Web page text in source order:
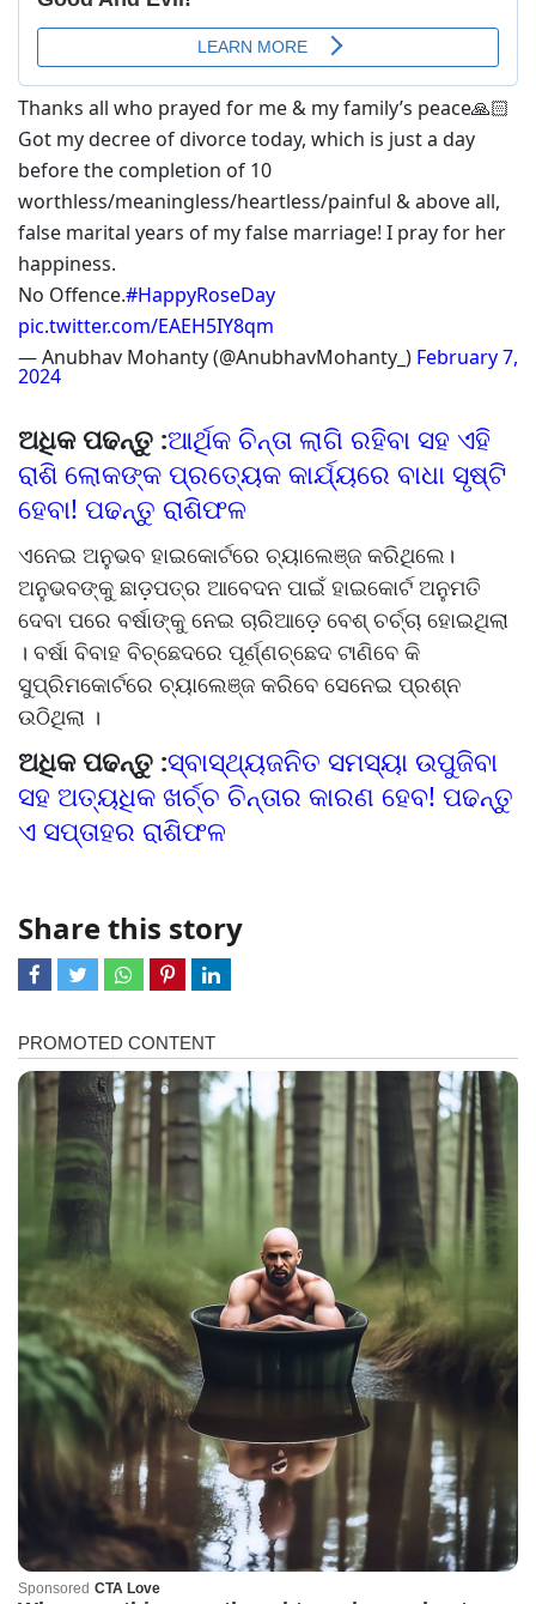
Thanks all who prayed for me & my family’s peace🙏🏻
Got my decree of divorce today, which is just a day
before the completion of 10
worthless/meaningless/heartless/painful & above all,
false marital years of my false marriage! I pray for her
happiness.
No Offence.#HappyRoseDay
pic.twitter.com/EAEH5IY8qm
— Anubhav Mohanty (@AnubhavMohanty_) February 7,
2024
ଅଧିକ ପଢନ୍ତୁ :ଆର୍ଥିକ ଚିନ୍ତା ଲାଗି ରହିବା ସହ ଏହି
ରାଶି ଲୋକଙ୍କ ପ୍ରତ୍ୟେକ କାର୍ଯ୍ୟରେ ବାଧା ସୃଷ୍ଟି
ହେବା! ପଢନ୍ତୁ ରାଶିଫଳ
ଏନେଇ ଅନୁଭବ ହାଇକୋର୍ଟରେ ଚ୍ୟାଲେଞ୍ଜ କରିଥିଲେ।
ଅନୁଭବଙ୍କୁ ଛାଡ଼ପତ୍ର ଆବେଦନ ପାଇଁ ହାଇକୋର୍ଟ ଅନୁମତି
ଦେବା ପରେ ବର୍ଷାଙ୍କୁ ନେଇ ଚାରିଆଡ଼େ ବେଶ୍ ଚର୍ଚ୍ଚା ହୋଇଥିଲା
। ବର୍ଷା ବିବାହ ବିଚ୍ଛେଦରେ ପୂର୍ଣ୍ଣଚ୍ଛେଦ ଟାଣିବେ କି
ସୁପ୍ରିମକୋର୍ଟରେ ଚ୍ୟାଲେଞ୍ଜ କରିବେ ସେନେଇ ପ୍ରଶ୍ନ
ଉଠିଥିଲା ।
ଅଧିକ ପଢନ୍ତୁ :ସ୍ବାସ୍ଥ୍ୟଜନିତ ସମସ୍ୟା ଉପୁଜିବା
ସହ ଅତ୍ୟଧିକ ଖର୍ଚ୍ଚ ଚିନ୍ତାର କାରଣ ହେବ! ପଢନ୍ତୁ
ଏ ସପ୍ତାହର ରାଶିଫଳ
Share this story